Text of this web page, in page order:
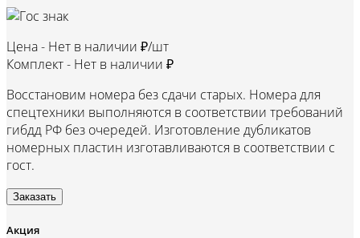
Цена - Нет в наличии ₽/шт
Комплект - Нет в наличии ₽
Восстановим номера без сдачи старых. Номера для
спецтехники выполняются в соответствии требований
гибдд РФ без очередей. Изготовление дубликатов
номерных пластин изготавливаются в соответствии с
гост.
Заказать
Акция